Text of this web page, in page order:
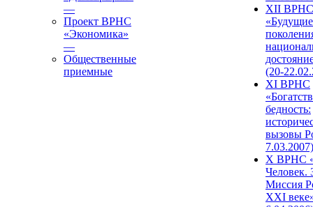
—
Проект ВРНС
«Экономика»
—
Общественные
приемные
XII ВРНС
«Будущие
(20-
XI ВРНС
бедность:
вызовы
7.03.2007)
X ВРНС
Человек.
Миссия
XXI